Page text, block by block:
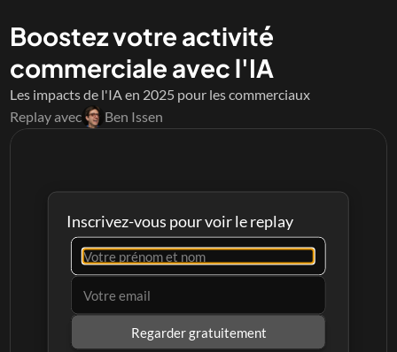
Boostez votre activité
commerciale avec l'IA
Les impacts de l'IA en 2025 pour les commerciaux
Replay avec
Ben Issen
Inscrivez-vous pour voir le replay
Regarder gratuitement